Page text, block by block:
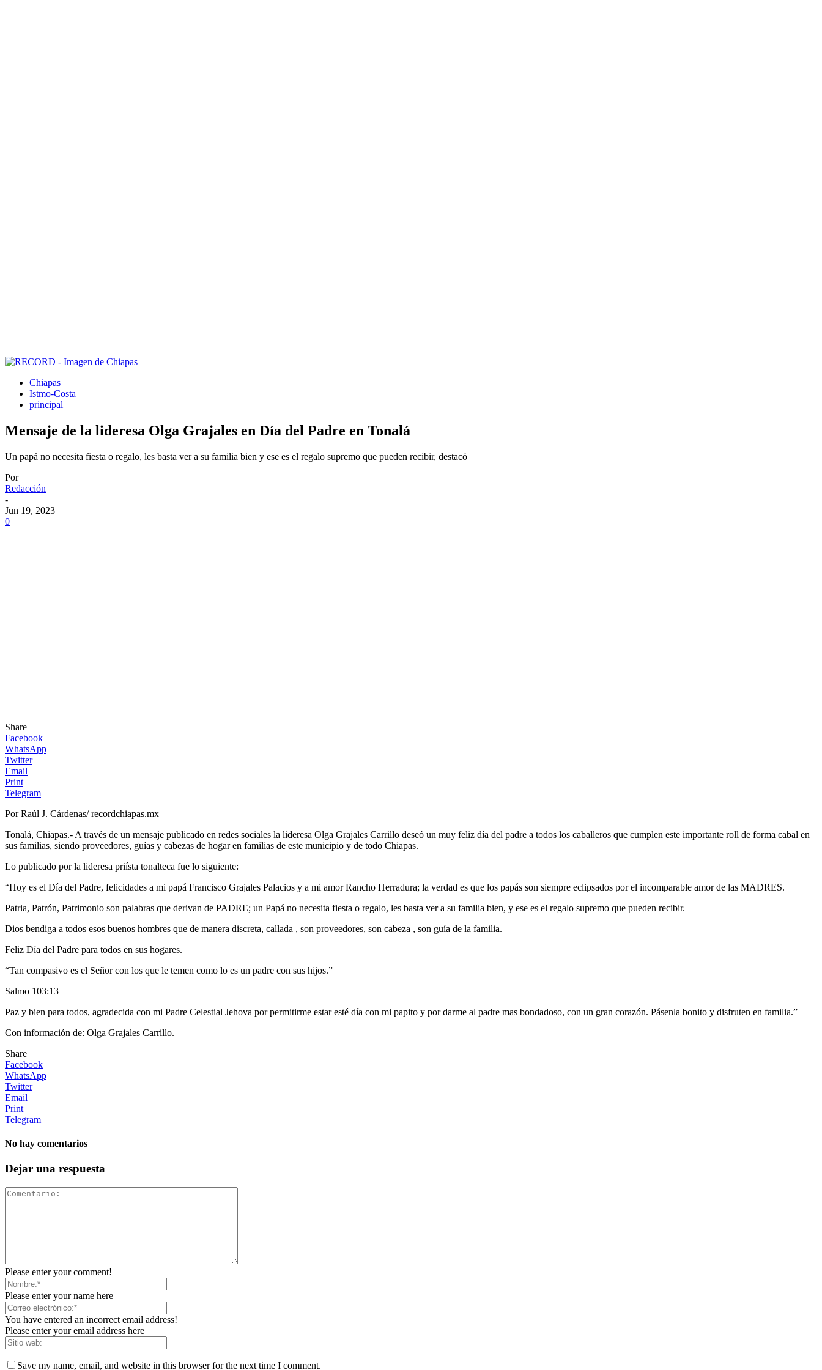
Chiapas
Istmo-Costa
principal
Mensaje de la lideresa Olga Grajales en Día del Padre en Tonalá
Un papá no necesita fiesta o regalo, les basta ver a su familia bien y ese es el regalo supremo que pueden recibir, destacó
Por
Redacción
-
Jun 19, 2023
0
Share
Facebook
WhatsApp
Twitter
Email
Print
Telegram
Por Raúl J. Cárdenas/ recordchiapas.mx
Tonalá, Chiapas.- A través de un mensaje publicado en redes sociales la lideresa Olga Grajales Carrillo deseó un muy feliz día del padre a todos los caballeros que cumplen este importante roll de forma cabal en
sus familias, siendo proveedores, guías y cabezas de hogar en familias de este municipio y de todo Chiapas.
Lo publicado por la lideresa priísta tonalteca fue lo siguiente:
“Hoy es el Día del Padre, felicidades a mi papá Francisco Grajales Palacios y a mi amor Rancho Herradura; la verdad es que los papás son siempre eclipsados por el incomparable amor de las MADRES.
Patria, Patrón, Patrimonio son palabras que derivan de PADRE; un Papá no necesita fiesta o regalo, les basta ver a su familia bien, y ese es el regalo supremo que pueden recibir.
Dios bendiga a todos esos buenos hombres que de manera discreta, callada , son proveedores, son cabeza , son guía de la familia.
Feliz Día del Padre para todos en sus hogares.
“Tan compasivo es el Señor con los que le temen como lo es un padre con sus hijos.”
Salmo 103:13
Paz y bien para todos, agradecida con mi Padre Celestial Jehova por permitirme estar esté día con mi papito y por darme al padre mas bondadoso, con un gran corazón. Pásenla bonito y disfruten en familia.”
Con información de: Olga Grajales Carrillo.
Share
Facebook
WhatsApp
Twitter
Email
Print
Telegram
No hay comentarios
Dejar una respuesta
Please enter your comment!
Please enter your name here
You have entered an incorrect email address!
Please enter your email address here
Save my name, email, and website in this browser for the next time I comment.